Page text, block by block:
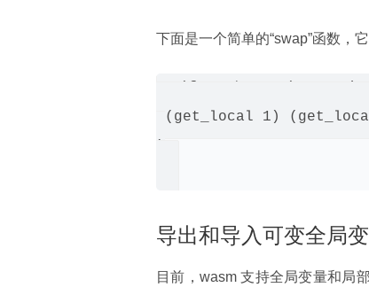
下面是一个简单的“swap”函数，
(func $swap
(get_local 1)
导出和导入可变全局
目前，wasm 支持全局变量和局